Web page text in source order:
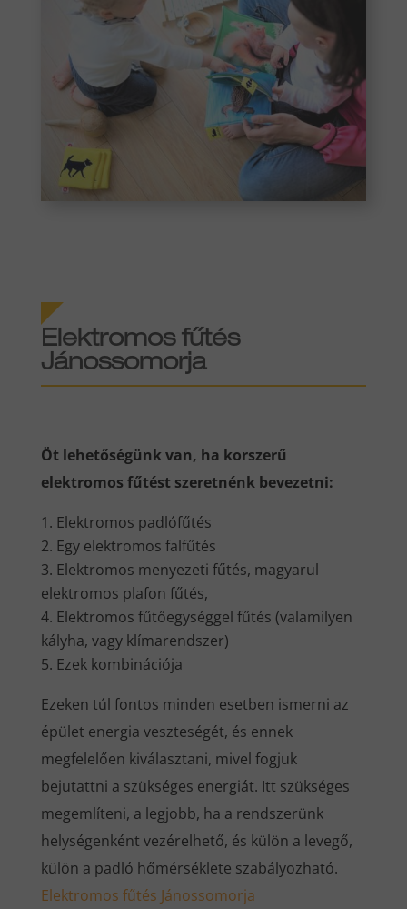
Elektromos fűtés
Jánossomorja
Öt lehetőségünk van, ha korszerű
elektromos fűtést szeretnénk bevezetni:
Elektromos padlófűtés
Egy elektromos falfűtés
Elektromos menyezeti fűtés, magyarul
elektromos plafon fűtés,
Elektromos fűtőegységgel fűtés (valamilyen
kályha, vagy klímarendszer)
Ezek kombinációja
Ezeken túl fontos minden esetben ismerni az
épület energia veszteségét, és ennek
megfelelően kiválasztani, mivel fogjuk
bejutattni a szükséges energiát. Itt szükséges
megemlíteni, a legjobb, ha a rendszerünk
helységenként vezérelhető, és külön a levegő,
külön a padló hőmérséklete szabályozható.
Elektromos fűtés Jánossomorja